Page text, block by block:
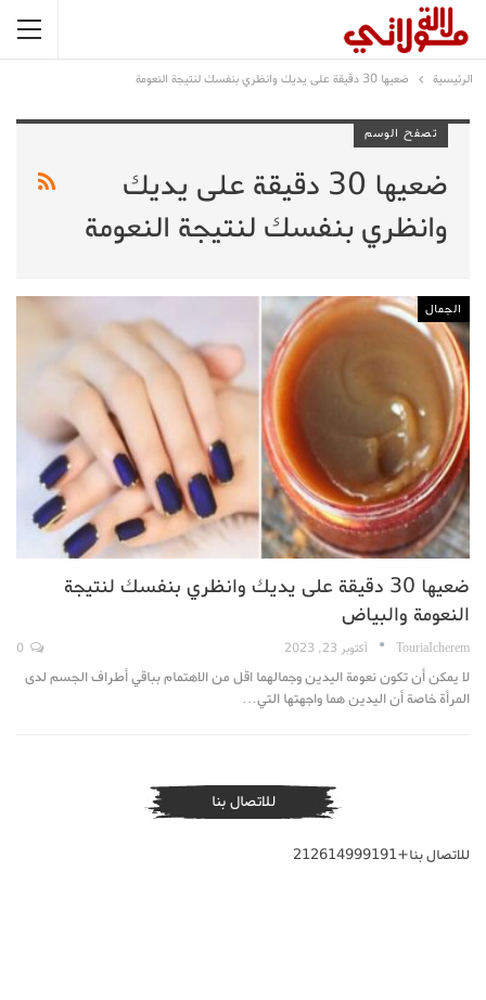
الرئيسية ضعيها 30 دقيقة على يديك وانظري بنفسك لنتيجة النعومة
تصفح الوسم
ضعيها 30 دقيقة على يديك
وانظري بنفسك لنتيجة النعومة
الجمال
ضعيها 30 دقيقة على يديك وانظري بنفسك لنتيجة
النعومة والبياض
TouriaIcherem أكتوبر 23, 2023
لا يمكن أن تكون نعومة اليدين وجمالهما اقل من الاهتمام بباقي أطراف الجسم لدى
المرأة خاصة أن اليدين هما واجهتها التي…
للاتصال بنا
للاتصال بنا+212614999191